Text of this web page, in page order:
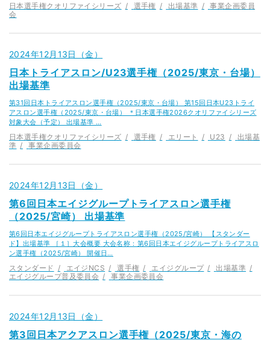
日本選手権クオリファイシリーズ 選手権 出場基準
事業企画委員
会
2024年12月13日（金）
日本トライアスロン/U23選手権（2025/東京・台場）
出場基準
第31回日本トライアスロン選手権（2025/東京・台場） 第15回日本U23トライ
アスロン選手権（2025/東京・台場） ＊日本選手権2026クオリファイシリーズ
対象大会（予定） 出場基準 …
日本選手権クオリファイシリーズ 選手権 エリート U23
出場基
準
事業企画委員会
2024年12月13日（金）
第6回日本エイジグループトライアスロン選手権
（2025/宮崎） 出場基準
第6回日本エイジグループトライアスロン選手権（2025/宮崎） 【スタンダー
ド】出場基準 ［１］大会概要 大会名称：第6回日本エイジグループトライアスロ
ン選手権（2025/宮崎） 開催日…
スタンダード エイジNCS 選手権 エイジグループ
出場基準
エイジグループ普及委員会
事業企画委員会
2024年12月13日（金）
第3回日本アクアスロン選手権（2025/東京・海の